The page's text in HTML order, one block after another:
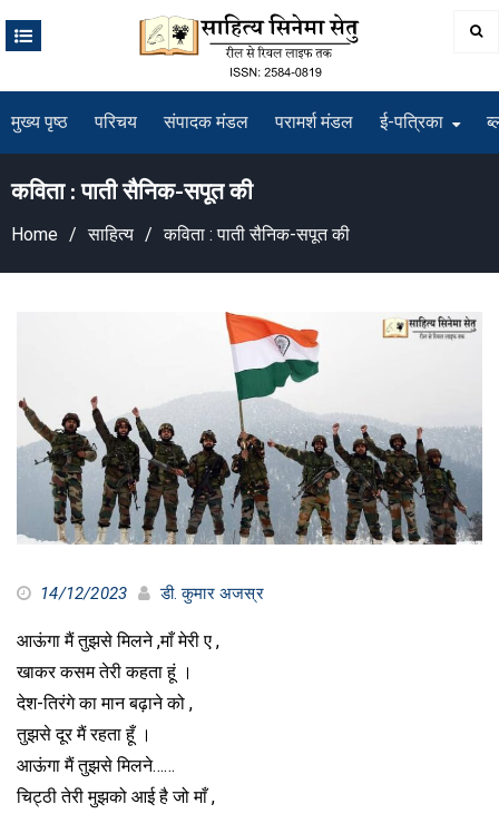
मुख्य पृष्ठ परिचय संपादक मंडल परामर्श मंडल ई-पत्रिका
कविता : पाती सैनिक-सपूत की
Home साहित्य कविता : पाती सैनिक-सपूत की
14/12/2023 डी. कुमार अजस्र
आऊंगा मैं तुझसे मिलने ,माँ मेरी ए ,
खाकर कसम तेरी कहता हूं ।
देश-तिरंगे का मान बढ़ाने को ,
तुझसे दूर मैं रहता हूँ ।
आऊंगा मैं तुझसे मिलने……
चिट्ठी तेरी मुझको आई है जो माँ ,